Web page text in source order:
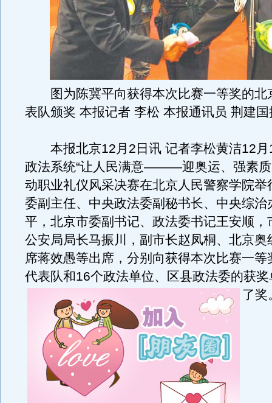
图为陈冀平向获得本次比赛一等奖的北
表队颁奖 本报记者 李松 本报通讯员 荆建国
本报北京12月2日讯 记者李松黄洁12月
政法系统“让人民满意———迎奥运、强素质
动职业礼仪风采决赛在北京人民警察学院举
委副主任、中央政法委副秘书长、中央综治
平，北京市委副书记、政法委书记王安顺，
公安局局长马振川，副市长赵凤桐、北京奥
席蒋效愚等出席，分别向获得本次比赛一等
代表队和16个政法单位、区县政法委的获
了奖